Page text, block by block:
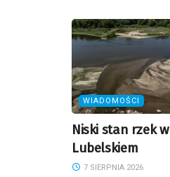
WIADOMOŚCI
Niski stan rzek w
Lubelskiem
7 SIERPNIA 2026